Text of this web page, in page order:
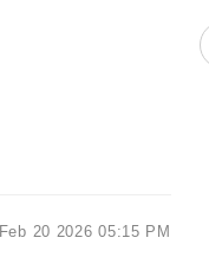
Feb 20 2026 05:15 PM